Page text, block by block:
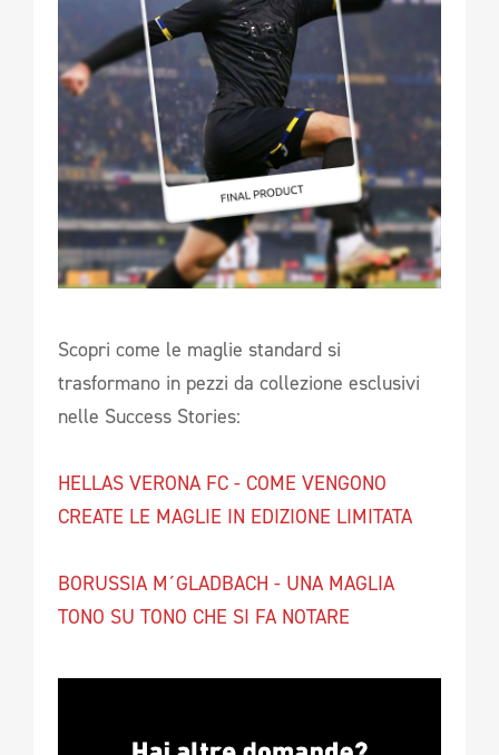
Scopri come le maglie standard si
trasformano in pezzi da collezione esclusivi
nelle Success Stories:
HELLAS VERONA FC - COME VENGONO
CREATE LE MAGLIE IN EDIZIONE LIMITATA
BORUSSIA M´GLADBACH - UNA MAGLIA
TONO SU TONO CHE SI FA NOTARE